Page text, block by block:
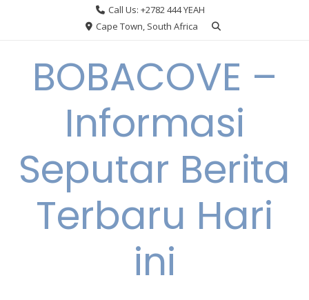
Call Us: +2782 444 YEAH
Cape Town, South Africa
BOBACOVE –
Informasi
Seputar Berita
Terbaru Hari
ini